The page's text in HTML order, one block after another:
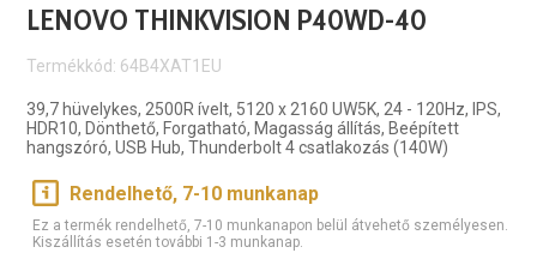
LENOVO THINKVISION P40WD-40
Termékkód: 64B4XAT1EU
39,7 hüvelykes, 2500R ívelt, 5120 x 2160 UW5K, 24 - 120Hz, IPS,
HDR10, Dönthető, Forgatható, Magasság állítás, Beépített
hangszóró, USB Hub, Thunderbolt 4 csatlakozás (140W)
Rendelhető, 7-10 munkanap
Ez a termék rendelhető, 7-10 munkanapon belül átvehető személyesen.
Kiszállítás esetén további 1-3 munkanap.